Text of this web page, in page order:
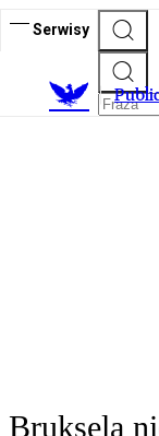
Serwisy
Bruksela